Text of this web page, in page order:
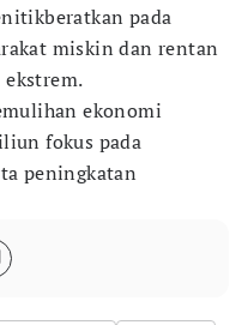
pada
miskin dan rentan
ekonomi
fokus pada
peningkatan